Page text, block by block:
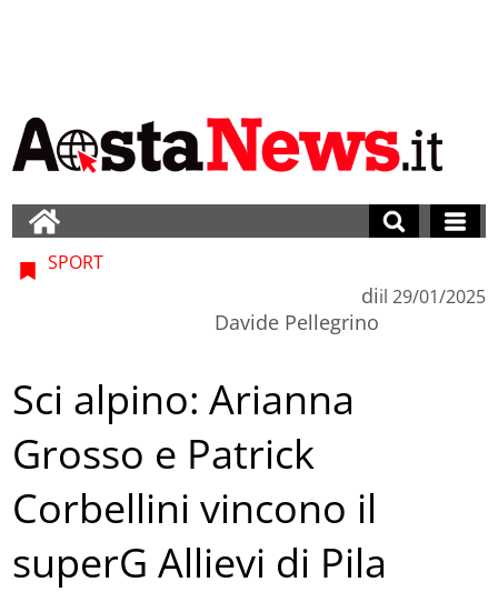
SPORT
di
Davide Pellegrino
il 29/01/2025
Sci alpino: Arianna
Grosso e Patrick
Corbellini vincono il
superG Allievi di Pila